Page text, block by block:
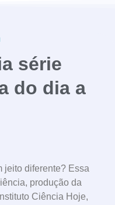
série
do dia a
jeito diferente? Essa
produção da
Ciência Hoje,